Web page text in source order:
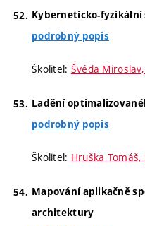
Kyberneticko-fyzikální
podrobný popis
Školitel: Švéda
Ladění
podrobný popis
Školitel: Hruška
Mapování aplikačně
architektury